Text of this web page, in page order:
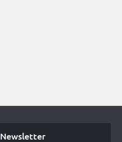
Newsletter